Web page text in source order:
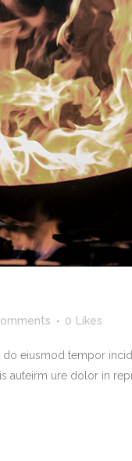
0 Likes
eiusmod tempor
ure dolor in